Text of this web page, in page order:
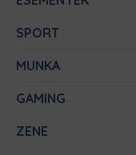
SPORT
MUNKA
GAMING
ZENE